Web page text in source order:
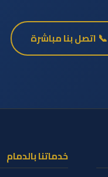
📞 اتصل بنا مباشرة
خدماتنا بالدمام